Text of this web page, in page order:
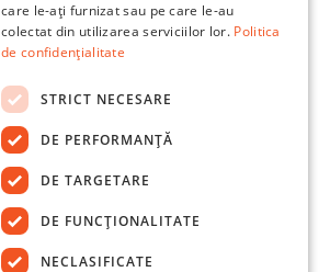
care le-ați furnizat sau pe care le-au
colectat din utilizarea serviciilor lor. Politica
de confidențialitate
STRICT NECESARE
DE PERFORMANȚĂ
DE TARGETARE
DE FUNCŢIONALITATE
NECLASIFICATE